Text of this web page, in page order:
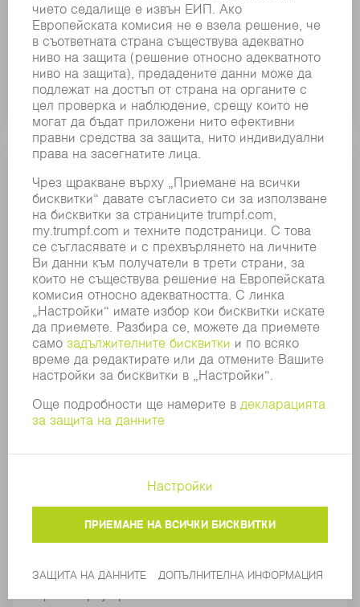
скъсява времето за измерване и дори и
отворите с минимални диаметри, както и
разположените под наклон мустаци, могат да
бъдат измерени.
ObserveLine Professional
предизвикат минимално и незабелязано за
режещата оптика. Това води до повишаване на
разходи. Оптичната технология за измерване
изисква преоборудване и с почти никакъв